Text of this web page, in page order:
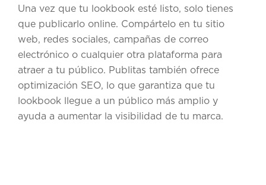
Una vez que tu lookbook esté listo, solo tienes
que publicarlo online. Compártelo en tu sitio
web, redes sociales, campañas de correo
electrónico o cualquier otra plataforma para
atraer a tu público. Publitas también ofrece
optimización SEO, lo que garantiza que tu
lookbook llegue a un público más amplio y
ayuda a aumentar la visibilidad de tu marca.